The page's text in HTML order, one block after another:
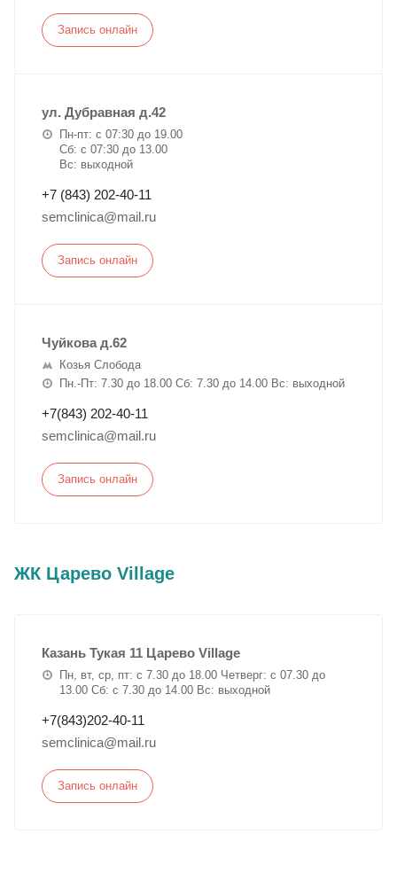
Запись онлайн
ул. Дубравная д.42
Пн-пт: с 07:30 до 19.00
Сб: с 07:30 до 13.00
Вс: выходной
+7 (843) 202-40-11
semclinica@mail.ru
Запись онлайн
Чуйкова д.62
Козья Слобода
Пн.-Пт: 7.30 до 18.00 Сб: 7.30 до 14.00 Вс: выходной
+7(843) 202-40-11
semclinica@mail.ru
Запись онлайн
ЖК Царево Village
Казань Тукая 11 Царево Village
Пн, вт, ср, пт: с 7.30 до 18.00 Четверг: с 07.30 до
13.00 Сб: с 7.30 до 14.00 Вс: выходной
+7(843)202-40-11
semclinica@mail.ru
Запись онлайн